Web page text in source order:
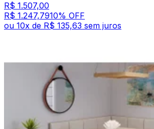
R$ 1.507,00
R$ 1.247,7910% OFF
ou 10x de R$ 135,63 sem juros